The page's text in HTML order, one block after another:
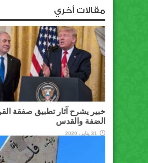
مقالات أخري
خبير يشرح آثار تطبيق صفقة
الضفة والقدس
31 يناير، 2020